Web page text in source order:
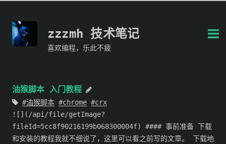
zzzmh 技术笔记
喜欢编程，乐此不疲
油猴脚本 入门教程
油猴脚本 chrome
crx
![](/api/file/getImage?
fileId=5cc8f90216199b068300004f) #### 事前准备 下载
和安装的教程我就不细说了，这里可以看之前写的文章。 下载地